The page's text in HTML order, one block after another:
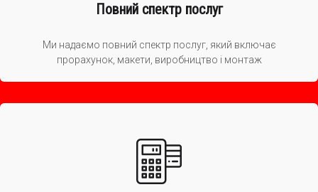
Повний спектр послуг
Ми надаємо повний спектр послуг, який включає
прорахунок, макети, виробництво і монтаж